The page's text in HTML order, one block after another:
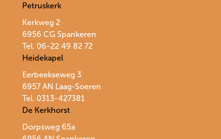
Petruskerk
Kerkweg 2
6956 CG Spankeren
Tel. 06-22 49 82 72
Heidekapel
Eerbeekseweg 3
6957 AN Laag-Soeren
Tel. 0313-427381
De Kerkhorst
Dorpsweg 65a